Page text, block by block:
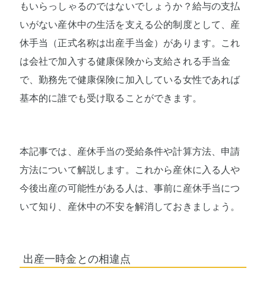
もいらっしゃるのではないでしょうか？給与の支払
いがない産休中の生活を支える公的制度として、産
休手当（正式名称は出産手当金）があります。これ
は会社で加入する健康保険から支給される手当金
で、勤務先で健康保険に加入している女性であれば
基本的に誰でも受け取ることができます。
本記事では、産休手当の受給条件や計算方法、申請
方法について解説します。これから産休に入る人や
今後出産の可能性がある人は、事前に産休手当につ
いて知り、産休中の不安を解消しておきましょう。
出産一時金との相違点